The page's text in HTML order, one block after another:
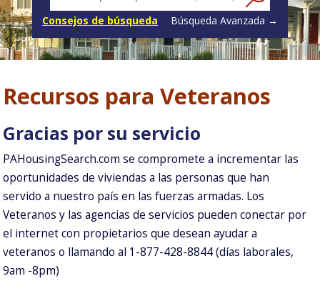
Consejos de búsqueda Búsqueda Avanzada →
Recursos para Veteranos
Gracias por su servicio
PAHousingSearch.com se compromete a incrementar las
oportunidades de viviendas a las personas que han
servido a nuestro país en las fuerzas armadas. Los
Veteranos y las agencias de servicios pueden conectar por
el internet con propietarios que desean ayudar a
veteranos o llamando al 1-877-428-8844 (días laborales,
9am -8pm)